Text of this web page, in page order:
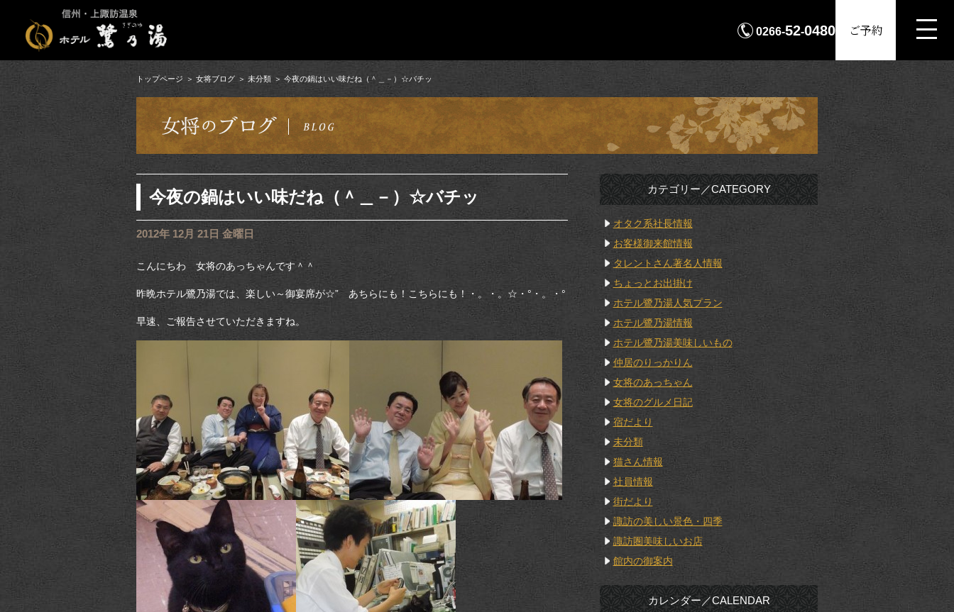
0266-52-0480 ご予約
トップページ 女将ブログ 未分類 今夜の鍋はいい味だね（＾＿－）☆バチッ
今夜の鍋はいい味だね（＾＿－）☆バチッ
2012年 12月 21日 金曜日
こんにちわ 女将のあっちゃんです＾＾
昨晩ホテル鷺乃湯では、楽しい～御宴席が☆” あちらにも！こちらにも！・。・。☆・°・。・°
早速、ご報告させていただきますね。
カテゴリー／CATEGORY
オタク系社長情報
お客様御来館情報
タレントさん著名人情報
ちょっとお出掛け
ホテル鷺乃湯人気プラン
ホテル鷺乃湯情報
ホテル鷺乃湯美味しいもの
仲居のりっかりん
女将のあっちゃん
女将のグルメ日記
宿だより
未分類
猫さん情報
社員情報
街だより
諏訪の美しい景色・四季
諏訪圏美味しいお店
館内の御案内
カレンダー／CALENDAR